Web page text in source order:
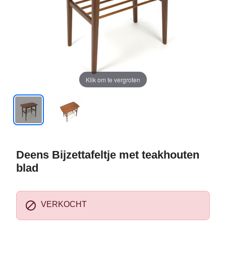
Klik om te vergroten
Deens Bijzettafeltje met teakhouten
blad
 VERKOCHT